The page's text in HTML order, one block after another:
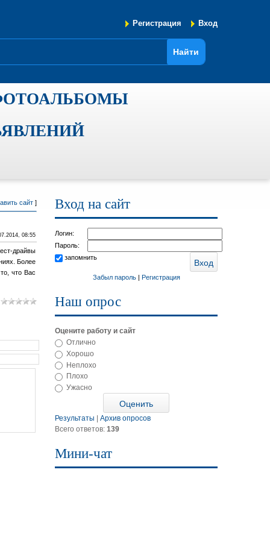
Регистрация Вход
сайт ]
08:55
драйвы
Более
что Вас
Вход на сайт
Логин:
Пароль:
запомнить
Забыл пароль| Регистрация
Наш опрос
Оцените работу и сайт
Отлично
Хорошо
Неплохо
Плохо
Ужасно
Результаты
Архив опросов
Всего ответов: 139
Мини-чат